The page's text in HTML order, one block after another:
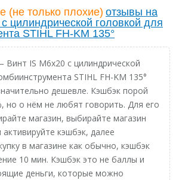
(не только плохие) отзывы на
цилиндрической головкой для
STIHL FH-KM 135°
Винт IS M6х20 с цилиндрической
STIHL FH-KM 135°
дешевле. Кэшбэк порой
но о нём не любят говорить. Для его
магазин, выбирайте магазин
кэшбэк, далее
в магазине как обычно, кэшбэк
10 мин. Кэшбэк это не баллы и
деньги, которые можно